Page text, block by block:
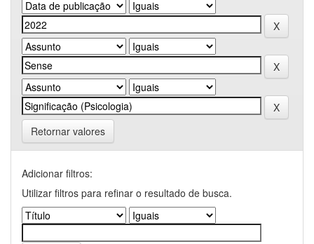
Retornar valores
Adicionar filtros:
Utilizar filtros para refinar o resultado de busca.